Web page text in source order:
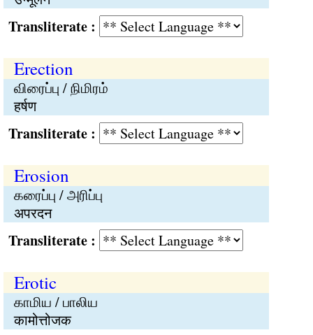
:
Erection
விரைப்பு / நிமிரம்
हर्षण
:
Erosion
கரைப்பு / அரிப்பு
अपरदन
:
Erotic
காமிய / பாலிய
कामोत्तोजक